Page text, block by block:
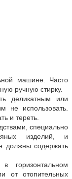
машине. Часто
ручную стирку.
деликатным или
не использовать.
и тереть.
специально
изделий, и
должны содержать
от отопительных